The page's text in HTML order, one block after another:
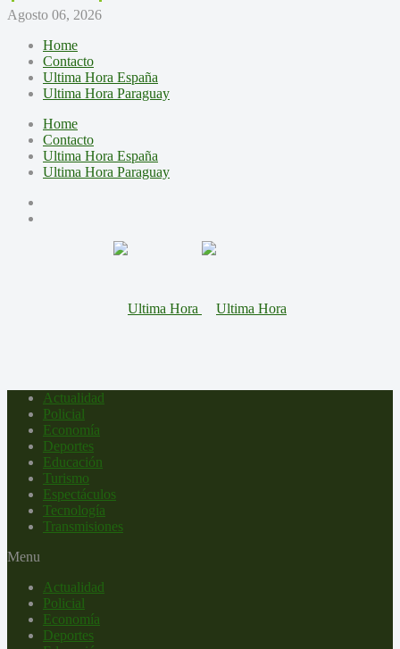
Agosto 06, 2026
Home
Contacto
Ultima Hora España
Ultima Hora Paraguay
Home
Contacto
Ultima Hora España
Ultima Hora Paraguay
Actualidad
Policial
Economía
Deportes
Educación
Turismo
Espectáculos
Tecnología
Transmisiones
Menu
Actualidad
Policial
Economía
Deportes